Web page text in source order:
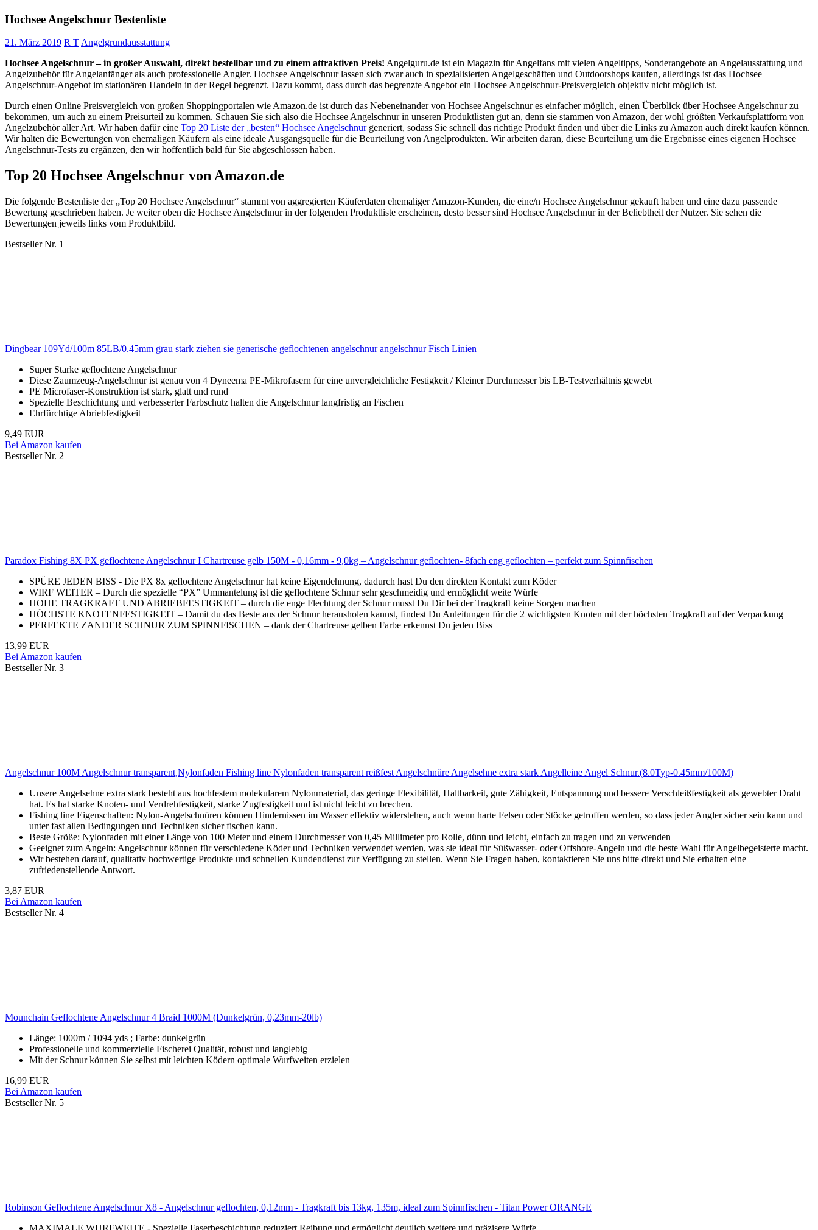
Hochsee Angelschnur Bestenliste
21. März 2019 R TAngelgrundausstattung
Hochsee Angelschnur – in großer Auswahl, direkt bestellbar und zu einem attraktiven Preis! Angelguru.de ist ein Magazin für Angelfans mit vielen Angeltipps, Sonderangebote an Angelausstattung und
Angelzubehör für Angelanfänger als auch professionelle Angler. Hochsee Angelschnur lassen sich zwar auch in spezialisierten Angelgeschäften und Outdoorshops kaufen, allerdings ist das Hochsee
Angelschnur-Angebot im stationären Handeln in der Regel begrenzt. Dazu kommt, dass durch das begrenzte Angebot ein Hochsee Angelschnur-Preisvergleich objektiv nicht möglich ist.
Durch einen Online Preisvergleich von großen Shoppingportalen wie Amazon.de ist durch das Nebeneinander von Hochsee Angelschnur es einfacher möglich, einen Überblick über Hochsee Angelschnur zu
bekommen, um auch zu einem Preisurteil zu kommen. Schauen Sie sich also die Hochsee Angelschnur in unseren Produktlisten gut an, denn sie stammen von Amazon, der wohl größten Verkaufsplattform von
Angelzubehör aller Art. Wir haben dafür eine Top 20 Liste der „besten“ Hochsee Angelschnurgeneriert, sodass Sie schnell das richtige Produkt finden und über die Links zu Amazon auch direkt kaufen können.
Wir halten die Bewertungen von ehemaligen Käufern als eine ideale Ausgangsquelle für die Beurteilung von Angelprodukten. Wir arbeiten daran, diese Beurteilung um die Ergebnisse eines eigenen Hochsee
Angelschnur-Tests zu ergänzen, den wir hoffentlich bald für Sie abgeschlossen haben.
Top 20 Hochsee Angelschnur von Amazon.de
Die folgende Bestenliste der „Top 20 Hochsee Angelschnur“ stammt von aggregierten Käuferdaten ehemaliger Amazon-Kunden, die eine/n Hochsee Angelschnur gekauft haben und eine dazu passende
Bewertung geschrieben haben. Je weiter oben die Hochsee Angelschnur in der folgenden Produktliste erscheinen, desto besser sind Hochsee Angelschnur in der Beliebtheit der Nutzer. Sie sehen die
Bewertungen jeweils links vom Produktbild.
Bestseller Nr. 1
Dingbear 109Yd/100m 85LB/0.45mm grau stark ziehen sie generische geflochtenen angelschnur angelschnur Fisch Linien
Super Starke geflochtene Angelschnur
Diese Zaumzeug-Angelschnur ist genau von 4 Dyneema PE-Mikrofasern für eine unvergleichliche Festigkeit / Kleiner Durchmesser bis LB-Testverhältnis gewebt
PE Microfaser-Konstruktion ist stark, glatt und rund
Spezielle Beschichtung und verbesserter Farbschutz halten die Angelschnur langfristig an Fischen
Ehrfürchtige Abriebfestigkeit
9,49 EUR
Bei Amazon kaufen
Bestseller Nr. 2
Paradox Fishing 8X PX geflochtene Angelschnur I Chartreuse gelb 150M - 0,16mm - 9,0kg – Angelschnur geflochten- 8fach eng geflochten – perfekt zum Spinnfischen
SPÜRE JEDEN BISS - Die PX 8x geflochtene Angelschnur hat keine Eigendehnung, dadurch hast Du den direkten Kontakt zum Köder
WIRF WEITER – Durch die spezielle “PX” Ummantelung ist die geflochtene Schnur sehr geschmeidig und ermöglicht weite Würfe
HOHE TRAGKRAFT UND ABRIEBFESTIGKEIT – durch die enge Flechtung der Schnur musst Du Dir bei der Tragkraft keine Sorgen machen
HÖCHSTE KNOTENFESTIGKEIT – Damit du das Beste aus der Schnur herausholen kannst, findest Du Anleitungen für die 2 wichtigsten Knoten mit der höchsten Tragkraft auf der Verpackung
PERFEKTE ZANDER SCHNUR ZUM SPINNFISCHEN – dank der Chartreuse gelben Farbe erkennst Du jeden Biss
13,99 EUR
Bei Amazon kaufen
Bestseller Nr. 3
Angelschnur 100M Angelschnur transparent,Nylonfaden Fishing line Nylonfaden transparent reißfest Angelschnüre Angelsehne extra stark Angelleine Angel Schnur.(8.0Typ-0.45mm/100M)
Unsere Angelsehne extra stark besteht aus hochfestem molekularem Nylonmaterial, das geringe Flexibilität, Haltbarkeit, gute Zähigkeit, Entspannung und bessere Verschleißfestigkeit als gewebter Draht
hat. Es hat starke Knoten- und Verdrehfestigkeit, starke Zugfestigkeit und ist nicht leicht zu brechen.
Fishing line Eigenschaften: Nylon-Angelschnüren können Hindernissen im Wasser effektiv widerstehen, auch wenn harte Felsen oder Stöcke getroffen werden, so dass jeder Angler sicher sein kann und
unter fast allen Bedingungen und Techniken sicher fischen kann.
Beste Größe: Nylonfaden mit einer Länge von 100 Meter und einem Durchmesser von 0,45 Millimeter pro Rolle, dünn und leicht, einfach zu tragen und zu verwenden
Geeignet zum Angeln: Angelschnur können für verschiedene Köder und Techniken verwendet werden, was sie ideal für Süßwasser- oder Offshore-Angeln und die beste Wahl für Angelbegeisterte macht.
Wir bestehen darauf, qualitativ hochwertige Produkte und schnellen Kundendienst zur Verfügung zu stellen. Wenn Sie Fragen haben, kontaktieren Sie uns bitte direkt und Sie erhalten eine
zufriedenstellende Antwort.
3,87 EUR
Bei Amazon kaufen
Bestseller Nr. 4
Mounchain Geflochtene Angelschnur 4 Braid 1000M (Dunkelgrün, 0,23mm-20lb)
Länge: 1000m / 1094 yds ; Farbe: dunkelgrün
Professionelle und kommerzielle Fischerei Qualität, robust und langlebig
Mit der Schnur können Sie selbst mit leichten Ködern optimale Wurfweiten erzielen
16,99 EUR
Bei Amazon kaufen
Bestseller Nr. 5
Robinson Geflochtene Angelschnur X8 - Angelschnur geflochten, 0,12mm - Tragkraft bis 13kg, 135m, ideal zum Spinnfischen - Titan Power ORANGE